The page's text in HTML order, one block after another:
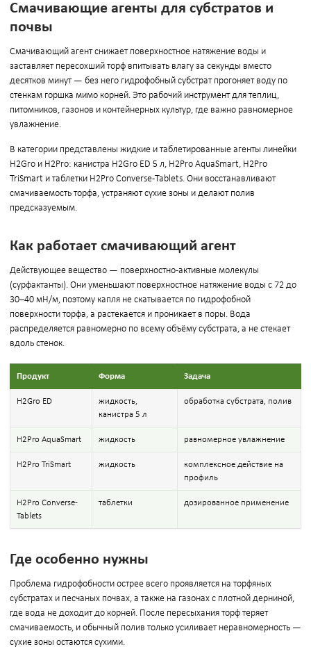
Смачивающие агенты для субстратов и
почвы
Смачивающий агент снижает поверхностное натяжение воды и
заставляет пересохший торф впитывать влагу за секунды вместо
десятков минут — без него гидрофобный субстрат прогоняет воду по
стенкам горшка мимо корней. Это рабочий инструмент для теплиц,
питомников, газонов и контейнерных культур, где важно равномерное
увлажнение.
В категории представлены жидкие и таблетированные агенты линейки
H2Gro и H2Pro: канистра H2Gro ED 5 л, H2Pro AquaSmart, H2Pro
TriSmart и таблетки H2Pro Converse-Tablets. Они восстанавливают
смачиваемость торфа, устраняют сухие зоны и делают полив
предсказуемым.
Как работает смачивающий агент
Действующее вещество — поверхностно-активные молекулы
(сурфактанты). Они уменьшают поверхностное натяжение воды с 72 до
30–40 мН/м, поэтому капля не скатывается по гидрофобной
поверхности торфа, а растекается и проникает в поры. Вода
распределяется равномерно по всему объёму субстрата, а не стекает
вдоль стенок.
Продукт Форма Задача
H2Gro ED
жидкость,
канистра 5 л
обработка субстрата, полив
H2Pro AquaSmart жидкость равномерное увлажнение
H2Pro TriSmart жидкость
комплексное действие на
профиль
H2Pro Converse-
Tablets
таблетки дозированное применение
Где особенно нужны
Проблема гидрофобности острее всего проявляется на торфяных
субстратах и песчаных почвах, а также на газонах с плотной дерниной,
где вода не доходит до корней. После пересыхания торф теряет
смачиваемость, и обычный полив только усиливает неравномерность —
сухие зоны остаются сухими.